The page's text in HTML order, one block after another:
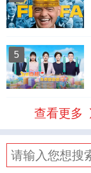
5
查看更多